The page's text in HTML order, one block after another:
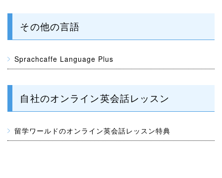
その他の言語
Sprachcaffe Language Plus
自社のオンライン英会話レッスン
留学ワールドのオンライン英会話レッスン特典